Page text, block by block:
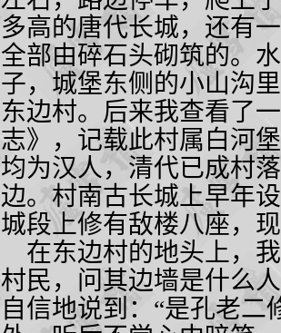
多高的唐代长城，还有
全部由碎石头砌筑的。
子，城堡东侧的小山沟
东边村。后来我查看了
志》，记载此村属白河
均为汉人，清代已成村
边。村南古长城上早年
城段上修有敌楼八座，
在东边村的地头上，
村民，问其边墙是什么
自信地说到：“是孔老二